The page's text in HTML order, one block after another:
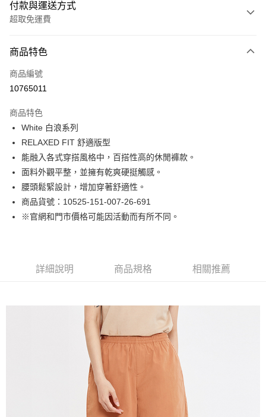
付款與運送方式
超取免運費
信用卡一次付款
LINE Pay
街口支付
悠遊付
Google Pay
貨到付款
運送方式
每筆NT$130，滿NT$1,000(含以上)免運費
商品特色
商品編號
10765011
商品特色
White 白浪系列
RELAXED FIT 舒適版型
能融入各式穿搭風格中，百搭性高的休閒褲款。
面料外觀平整，並擁有乾爽硬挺觸感。
腰頭鬆緊設計，增加穿著舒適性。
商品貨號：10525-151-007-26-691
※官網和門市價格可能因活動而有所不同。
詳細說明 商品規格 相關推薦